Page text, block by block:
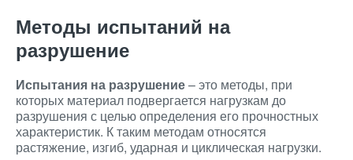
Методы испытаний на
разрушение
Испытания на разрушение– это методы, при
которых материал подвергается нагрузкам до
разрушения с целью определения его прочностных
характеристик. К таким методам относятся
растяжение, изгиб, ударная и циклическая нагрузки.